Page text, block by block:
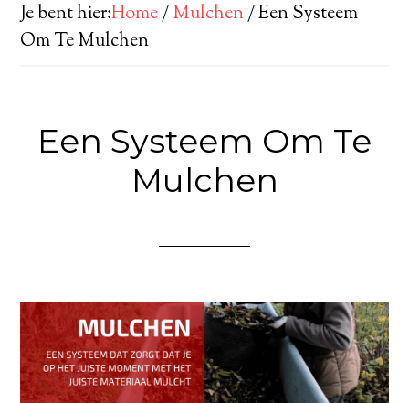
Je bent hier:Home/Mulchen/Een Systeem
Om Te Mulchen
Een Systeem Om Te
Mulchen